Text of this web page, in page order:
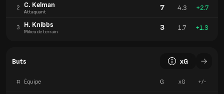
2 C. Kelman
Attaquant 7 4.3 +2.7
3 H. Knibbs
Milieu de terrain 3 1.7 +1.3
Buts xG
# Équipe G xG +/-